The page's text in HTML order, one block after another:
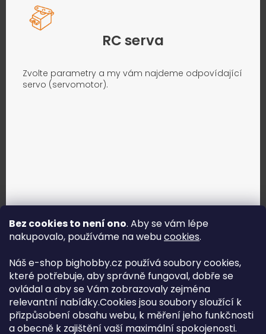
Bez cookies to není ono. Aby se vám lépe
nakupovalo, používáme na webucookies.
Náš e-shop bighobby.cz používá soubory cookies,
které potřebuje, aby správně fungoval, dobře se
ovládal a aby se Vám zobrazovaly zejména
relevantní nabídky.Cookies jsou soubory sloužící k
přizpůsobení obsahu webu, k měření jeho funkčnosti
a obecně k zajištění vaší maximální spokojenosti.
RC serva
Zvolte parametry a my vám najdeme odpovídající
servo (servomotor).
Jak vybrat správné servo?
Najít správné servo